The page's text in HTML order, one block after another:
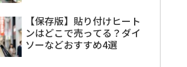
【保存版】貼り付けヒート
ンはどこで売ってる？ダイ
ソーなどおすすめ4選